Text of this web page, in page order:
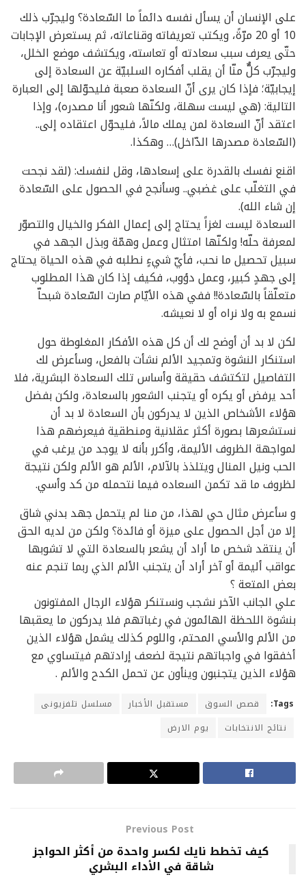
على الإنسان أن يسأل نفسه دائماً ما السّعادة؟ وليجرّب ذلك
10 أو 20 مرّةً، ويكتب تعريفاته وقناعاته، ثم يستعرض الإجابات
حتّى يعرف سبب سعادته أو تعاسته، ويكتشف موضع الخلل،
وليجرّب كلٌّ منّا أن يقلب أفكاره السلبيّة عن السعادة إلى
إيجابيّة؛ فإذا كان يرى أنّ السعادة صعبة فليحوّلها إلى العبارة
التالية: (هي ليست سهلة، ولكنّها شعور أنا مصدره)، وإذا
اعتقد أنّ السعادة لمن يملك مالاً، فليحوّل اعتقاده إلى..
(السّعادة مصدرها الدّاخل)… وهكذا.
اقنع نفسك بالقدرة على إسعادها، وقل لنفسك: (لقد نجحت
في التغلّب على غضبي.. وسأنجح في الحصول على السّعادة
إن شاء الله).
السعادة ليست لغزاً يحتاج إلى إعمال الفكر والخيال والتصوّر
لمعرفة حلّه! ولكنّها امتثال وعمل وهمّة وبذل الجهد في
سبيل تحصيل ما نحب، فأيّ شيءٍ نطلبه في هذه الحياة يحتاج
إلى جهدٍ كبير، وعمل دؤوب، فكيف إذا كان هذا المطلوب
متعلّقاً بالسّعادة!! ففي هذه الأيّام صارت السّعادة شبحاّ
نسمع به ولا نراه أو لا نعيشه.
لكن لا بد أن أوضح لك أن كل هذه الأفكار المغلوطة حول
استنكار النشوة وتمجيد الألم نشأت بالفعل، وسأعرض لك
التفاصيل لتكتشف حقيقة وأساس تلك السعادة البشرية، فلا
أحد يرفض أو يكره أو يتجنب الشعور بالسعادة، ولكن بفضل
هؤلاء الأشخاص الذين لا يدركون بأن السعادة لا بد أن
نستشعرها بصورة أكثر عقلانية ومنطقية فيعرضهم هذا
لمواجهة الظروف الأليمة، وأكرر بأنه لا يوجد من يرغب في
الحب ونيل المنال ويتلذذ بالآلام، الألم هو الألم ولكن نتيجة
لظروف ما قد تكمن السعاده فيما نتحمله من كد وأسي.
و سأعرض مثال حي لهذا، من منا لم يتحمل جهد بدني شاق
إلا من أجل الحصول على ميزة أو فائدة؟ ولكن من لديه الحق
أن ينتقد شخص ما أراد أن يشعر بالسعادة التي لا تشوبها
عواقب أليمة أو آخر أراد أن يتجنب الألم الذي ربما تنجم عنه
بعض المتعة ؟
علي الجانب الآخر نشجب ونستنكر هؤلاء الرجال المفتونون
بنشوة اللحظة الهائمون في رغباتهم فلا يدركون ما يعقبها
من الألم والأسي المحتم، واللوم كذلك يشمل هؤلاء الذين
أخفقوا في واجباتهم نتيجة لضعف إرادتهم فيتساوي مع
هؤلاء الذين يتجنبون وينأون عن تحمل الكدح والألم .
Tags: قصص السوق مستقبل الأخبار
مسلسل تلفزيونى
نتائج الانتخابات
يوم الارض
Previous Post
كيف تخطط نايك لكسر واحدة من أكثر الحواجز
شاقة في الأداء البشري